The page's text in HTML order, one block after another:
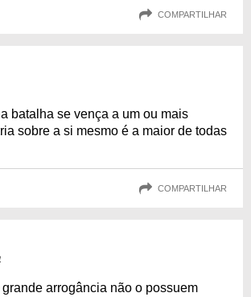
COMPARTILHAR
batalha se vença a um ou mais
sobre a si mesmo é a maior de todas
COMPARTILHAR
arrogância não o possuem